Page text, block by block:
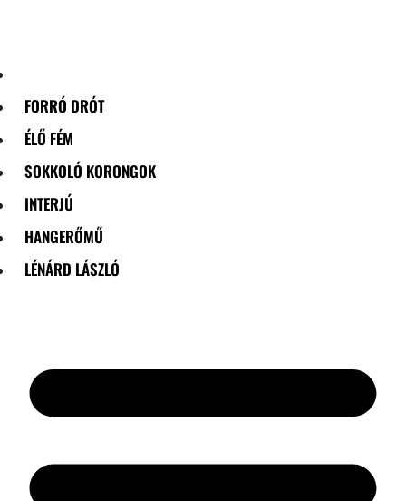
FORRÓ DRÓT
ÉLŐ FÉM
SOKKOLÓ KORONGOK
INTERJÚ
HANGERŐMŰ
LÉNÁRD LÁSZLÓ